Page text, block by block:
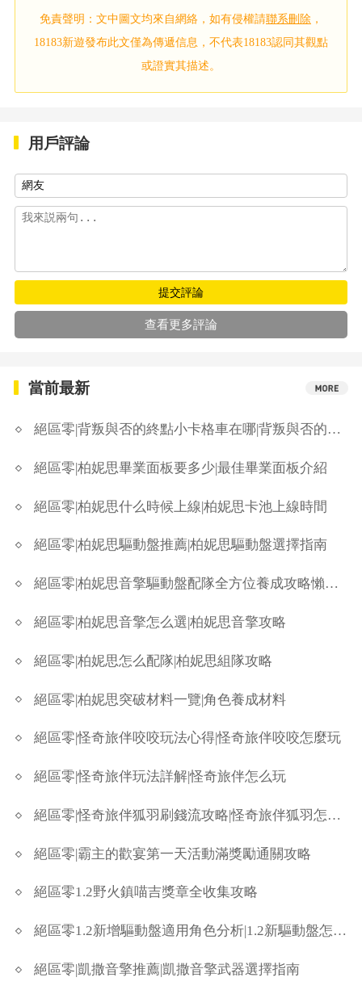
免責聲明：文中圖文均來自網絡，如有侵權請聯系刪除 ，
18183新遊發布此文僅為傳遞信息，不代表18183認同其觀點
或證實其描述。
用戶評論
提交評論
查看更多評論
當前最新
絕區零|背叛與否的終點小卡格車在哪|背叛與否的終點小卡格車全收集
絕區零|柏妮思畢業面板要多少|最佳畢業面板介紹
絕區零|柏妮思什么時候上線|柏妮思卡池上線時間
絕區零|柏妮思驅動盤推薦|柏妮思驅動盤選擇指南
絕區零|柏妮思音擎驅動盤配隊全方位養成攻略懶人包
絕區零|柏妮思音擎怎么選|柏妮思音擎攻略
絕區零|柏妮思怎么配隊|柏妮思組隊攻略
絕區零|柏妮思突破材料一覽|角色養成材料
絕區零|怪奇旅伴咬咬玩法心得|怪奇旅伴咬咬怎麼玩
絕區零|怪奇旅伴玩法詳解|怪奇旅伴怎么玩
絕區零|怪奇旅伴狐羽刷錢流攻略|怪奇旅伴狐羽怎麼刷錢
絕區零|霸主的歡宴第一天活動滿獎勵通關攻略
絕區零1.2野火鎮喵吉獎章全收集攻略
絕區零1.2新增驅動盤適用角色分析|1.2新驅動盤怎麼樣
絕區零|凱撒音擎推薦|凱撒音擎武器選擇指南